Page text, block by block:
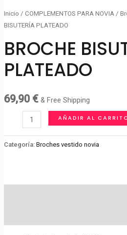
Inicio / COMPLEMENTOS PARA NOVIA/
BISUTERÍA PLATEADO
BROCHE
PLATEADO
69,90 € & Free Shipping
BISUTERÍA
PLATEADO
AÑADIR AL
Categoría: Broches vestido novia